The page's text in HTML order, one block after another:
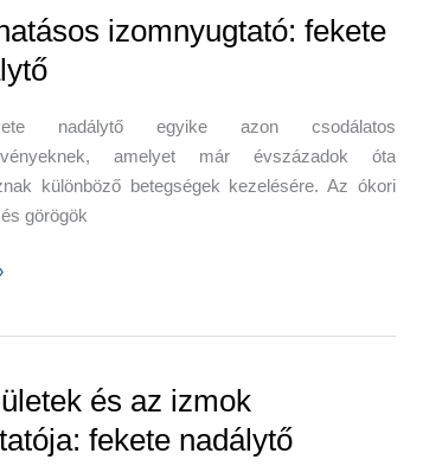
izomnyugtató: fekete
nadálytő egyike azon csodálatos
amelyet már évszázadok óta
különböző betegségek kezelésére. Az ókori
görögök
és az izmok
fekete nadálytő